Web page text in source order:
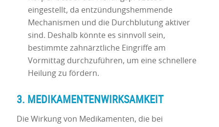
eingestellt, da entzündungshemmende
Mechanismen und die Durchblutung aktiver
sind. Deshalb könnte es sinnvoll sein,
bestimmte zahnärztliche Eingriffe am
Vormittag durchzuführen, um eine schnellere
Heilung zu fördern.
3. MEDIKAMENTENWIRKSAMKEIT
Die Wirkung von Medikamenten, die bei